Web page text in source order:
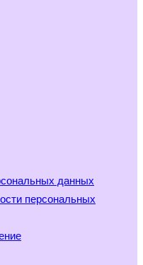
данных
персональных